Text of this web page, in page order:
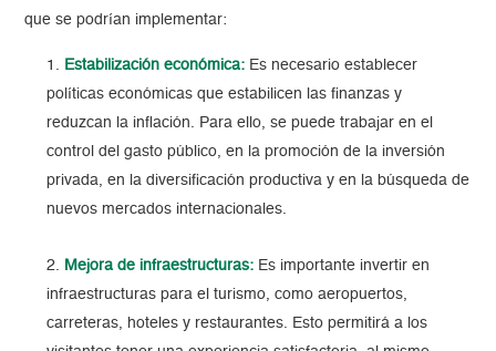
que se podrían implementar:
Estabilización económica: Es necesario establecer
políticas económicas que estabilicen las finanzas y
reduzcan la inflación. Para ello, se puede trabajar en el
control del gasto público, en la promoción de la inversión
privada, en la diversificación productiva y en la búsqueda de
nuevos mercados internacionales.
Mejora de infraestructuras: Es importante invertir en
infraestructuras para el turismo, como aeropuertos,
carreteras, hoteles y restaurantes. Esto permitirá a los